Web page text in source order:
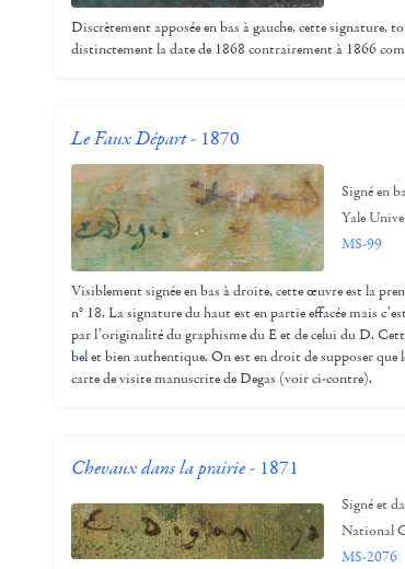
Discrètement apposée en bas à gauche, cette signature,
distinctement la date de 1868 contrairement à 1866
Le Faux Départ- 1870
Signé en
Yale
MS-99
Visiblement signée en bas à droite, cette œuvre est la
n° 18. La signature du haut est en partie effacée mais
par l’originalité du graphisme du E et de celui du D.
bel et bien authentique. On est en droit de supposer
carte de visite manuscrite de Degas (voir ci-contre).
Chevaux dans la prairie- 1871
Signé et
National
MS-2076